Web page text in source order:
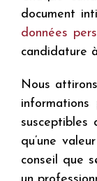
document
données
candidature
Nous
susceptibles
qu’une
conseil que